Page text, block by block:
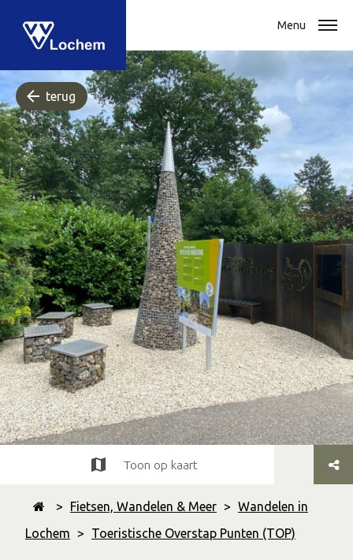
Menu
terug
> Fietsen, Wandelen & Meer > Wandelen in
Lochem > Toeristische Overstap Punten (TOP)
Toon op kaart